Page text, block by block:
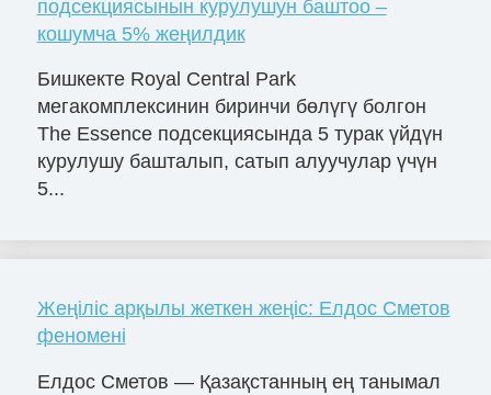
подсекциясынын курулушун баштоо –
кошумча 5% жеңилдик
Бишкекте Royal Central Park
мегакомплексинин биринчи бөлүгү болгон
The Essence подсекциясында 5 турак үйдүн
курулушу башталып, сатып алуучулар үчүн
5...
Жеңіліс арқылы жеткен жеңіс: Елдос Сметов
феномені
Елдос Сметов — Қазақстанның ең танымал